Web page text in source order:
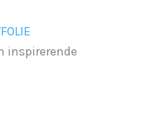
inspirerende